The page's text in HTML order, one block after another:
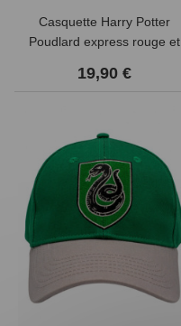
Casquette Harry Potter
Poudlard express rouge et
19,90 €